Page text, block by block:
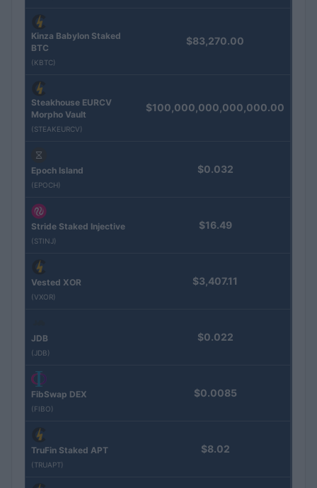
Kinza Babylon Staked
BTC
(KBTC)
$83,270.00
Steakhouse EURCV
Morpho Vault
(STEAKEURCV)
$100,000,000,000,000.00
Epoch Island
(EPOCH)
$0.032
Stride Staked Injective
(STINJ)
$16.49
Vested XOR
(VXOR)
$3,407.11
JDB
(JDB)
$0.022
FibSwap DEX
(FIBO)
$0.0085
TruFin Staked APT
(TRUAPT)
$8.02